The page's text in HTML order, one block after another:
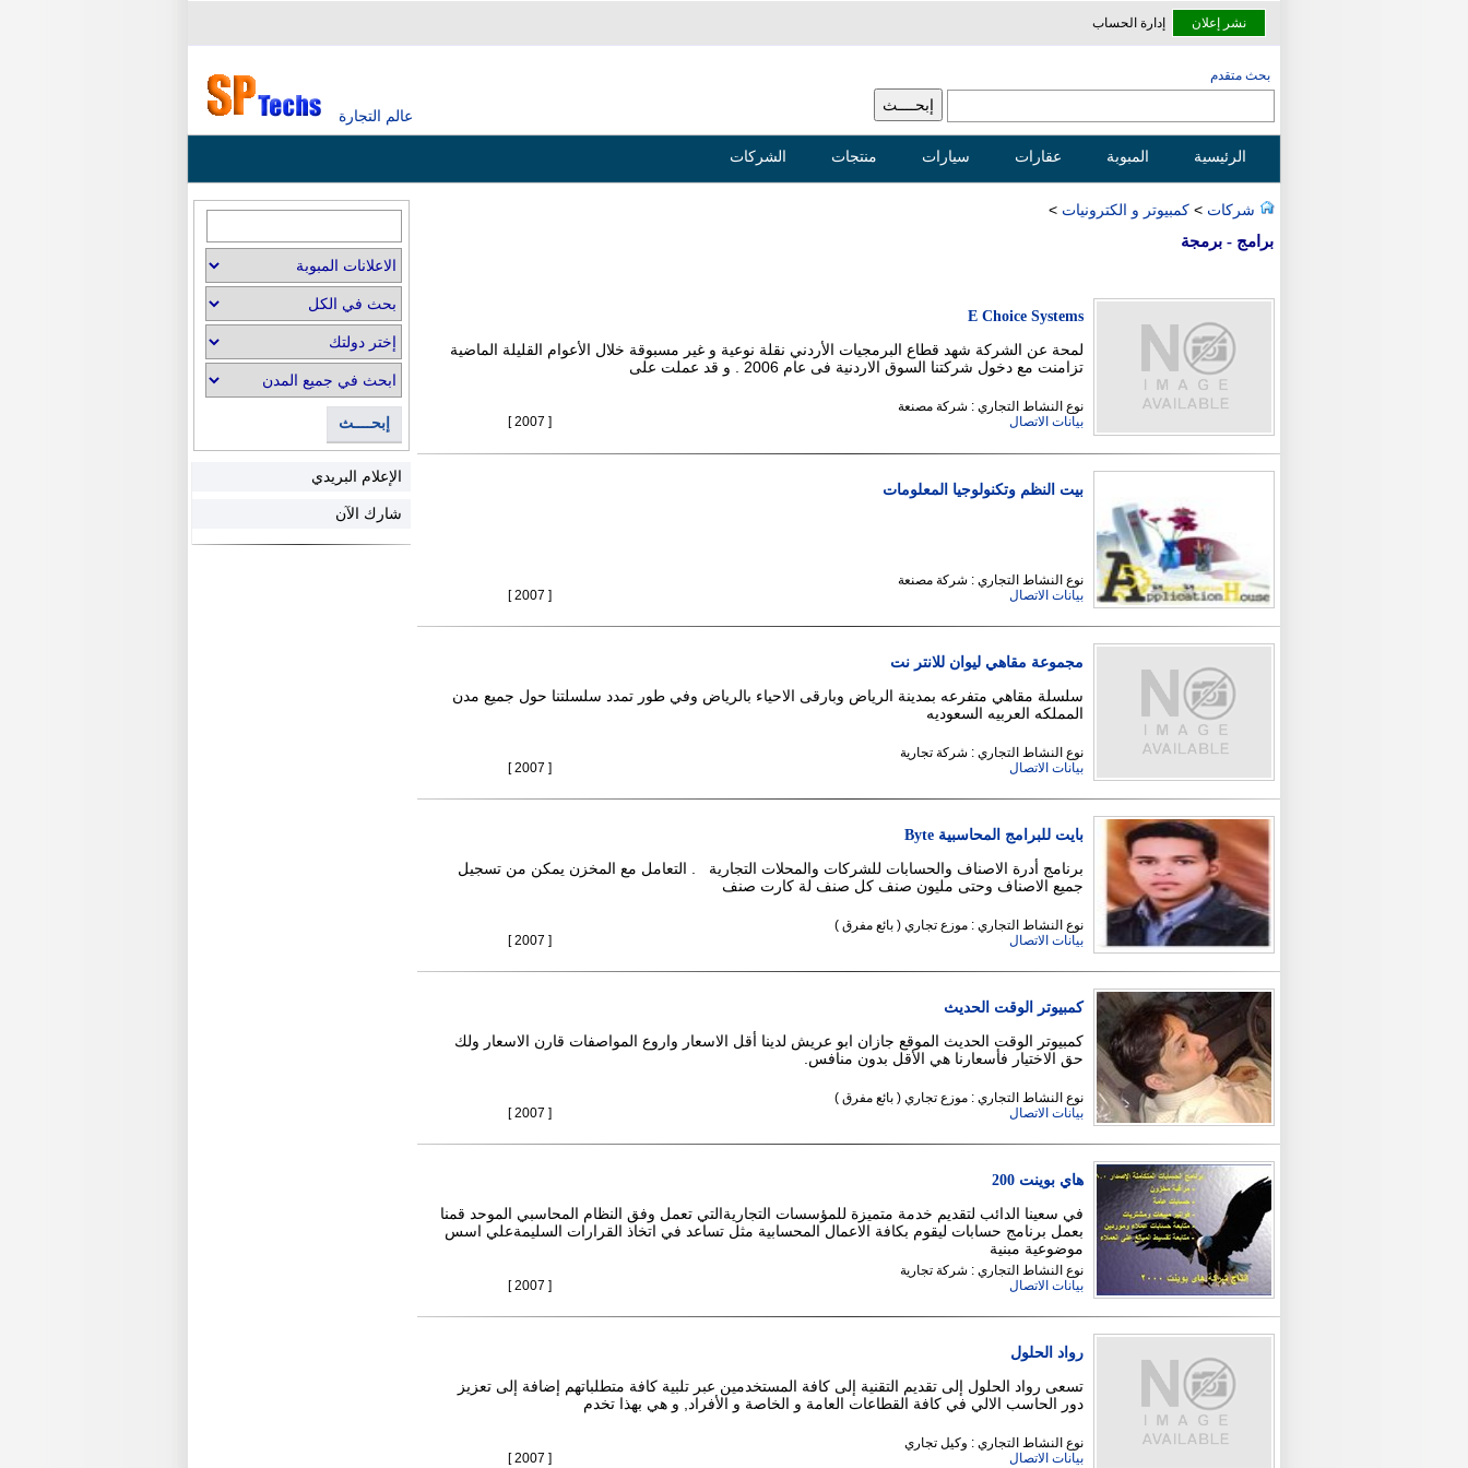
نشر إعلان إدارة الحساب
عالم التجارة
بحث متقدم
الرئيسية المبوبة عقارات سيارات منتجات الشركات
شركات > كمبيوتر و الكترونيات >
برامج - برمجة
E Choice Systems
لمحة عن الشركة شهد قطاع البرمجيات الأردني نقلة نوعية و غير مسبوقة خلال الأعوام القليلة الماضية
تزامنت مع دخول شركتنا السوق الاردنية فى عام 2006 . و قد عملت على
نوع النشاط التجاري : شركة مصنعة
بيانات الاتصال
[ 2007 ]
بيت النظم وتكنولوجيا المعلومات
نوع النشاط التجاري : شركة مصنعة
بيانات الاتصال
[ 2007 ]
مجموعة مقاهي ليوان للانتر نت
سلسلة مقاهي متفرعه بمدينة الرياض وبارقى الاحياء بالرياض وفي طور تمدد سلسلتنا حول جميع مدن
المملكه العربيه السعوديه
نوع النشاط التجاري : شركة تجارية
بيانات الاتصال
[ 2007 ]
بايت للبرامج المحاسبية Byte
برنامج أدرة الاصناف والحسابات للشركات والمحلات التجارية . التعامل مع المخزن يمكن من تسجيل
جميع الاصناف وحتى مليون صنف كل صنف لة كارت صنف
نوع النشاط التجاري : موزع تجاري ( بائع مفرق )
بيانات الاتصال
[ 2007 ]
كمبيوتر الوقت الحديث
كمبيوتر الوقت الحديث الموقع جازان ابو عريش لدينا أقل الاسعار واروع المواصفات قارن الاسعار ولك
حق الاختيار فأسعارنا هي الأقل بدون منافس.
نوع النشاط التجاري : موزع تجاري ( بائع مفرق )
بيانات الاتصال
[ 2007 ]
هاي بوينت 200
في سعينا الدائب لتقديم خدمة متميزة للمؤسسات التجاريةالتي تعمل وفق النظام المحاسبي الموحد قمنا
بعمل برنامج حسابات ليقوم بكافة الاعمال المحسابية مثل تساعد في اتخاذ القرارات السليمةعلي اسس
موضوعية مبنية
نوع النشاط التجاري : شركة تجارية
بيانات الاتصال
[ 2007 ]
رواد الحلول
تسعى رواد الحلول إلى تقديم التقنية إلى كافة المستخدمين عبر تلبية كافة متطلباتهم إضافة إلى تعزيز
دور الحاسب الالي في كافة القطاعات العامة و الخاصة و الأفراد, و هي بهذا تخدم
نوع النشاط التجاري : وكيل تجاري
بيانات الاتصال
[ 2007 ]
إبحــــث
الإعلام البريدي
شارك الآن